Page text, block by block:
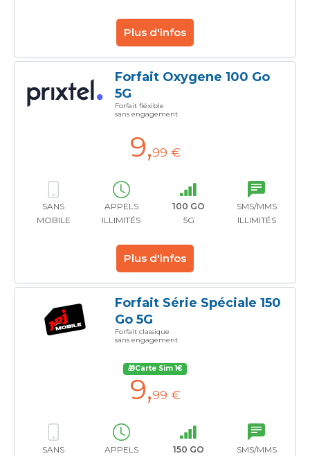
Plus d'infos
Forfait Oxygene 100 Go
5G
Forfait fléxible
sans engagement
9,99 €
SANS
MOBILE
APPELS
ILLIMITÉS
100 GO
5G
SMS/MMS
ILLIMITÉS
Plus d'infos
Forfait Série Spéciale 150
Go 5G
Forfait classique
sans engagement
🎁Carte Sim 1€
9,99 €
SANS
APPELS
150 GO
SMS/MMS